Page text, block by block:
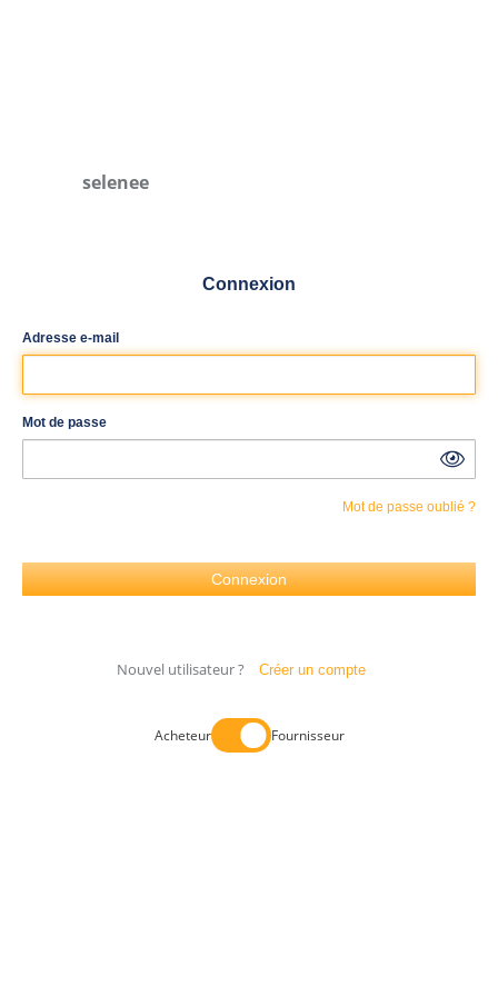
selenee
Connexion
Adresse e-mail
Mot de passe
Mot de passe oublié ?
Nouvel utilisateur ? Créer un compte
Acheteur Fournisseur